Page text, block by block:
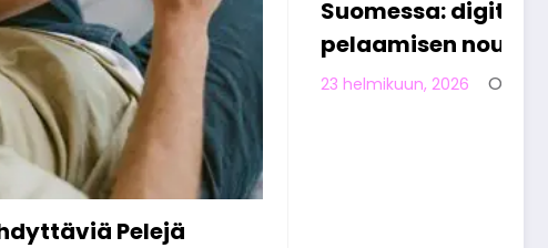
digitaalisen
nousu
2026 Olivia Aho
viettävät vapaa-
verkossa työpäivän
jälkeen